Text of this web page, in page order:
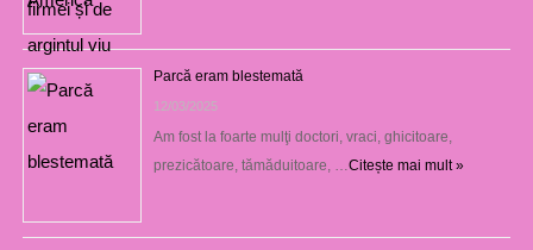
Parcă eram blestemată
12/03/2025
Am fost la foarte mulţi doctori, vraci, ghicitoare,
prezicătoare, tămăduitoare, … Citește mai mult »